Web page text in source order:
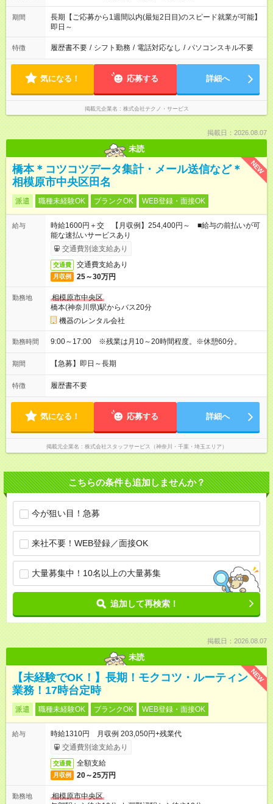
期間
長期【ご応募から1週間以内(最短2日目)のスピード就業が可能】
即日～
特徴 履歴書不要 / シフト勤務 / 電話対応なし / パソコンスキル不要
気になる！ 応募する 詳細へ
掲載元企業名 株式会社テクノ・サービス
掲載日：2026.08.07
未読
NEW
橋本＊コツコツデータ集計・メール送信など＊
相模原市中央区田名
派遣 職種未経験OK ブランクOK WEB登録・面接OK
給与
時給1600円＋交 【月収例】254,400円～ ■給与の前払いが可
能な速払いサービスあり
交通費別途支給あり
交通費 交通費支給あり
月収例 25～30万円
勤務地
相模原市中央区
橋本(神奈川県)駅からバス20分
機器のレンタル会社
勤務時間 9:00～17:00 ※残業は月10～20時間程度。※休憩60分。
期間 【急募】即日～長期
特徴 履歴書不要
気になる！ 応募する 詳細へ
掲載元企業名 株式会社スタッフサービス（神奈川・千葉・埼玉エリア）
こちらの条件も追加しませんか？
今が狙い目！急募
来社不要！WEB登録／面接OK
大量募集中！10名以上の大量募集
追加して再検索！
掲載日：2026.08.07
未読
NEW
【未経験でOK！】長期！モクコツ・ルーティン
業務！17時台定時
派遣 職種未経験OK ブランクOK WEB登録・面接OK
給与
時給1310円 月収例 203,050円+残業代
交通費別途支給あり
交通費 全額支給
月収例 20～25万円
勤務地
相模原市中央区